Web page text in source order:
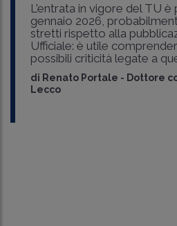
L'entrata in vigore del TU è
gennaio 2026,
stretti rispetto alla
Ufficiale: è utile
possibili criticità legate a
di Renato Portale - Dottore
Lecco